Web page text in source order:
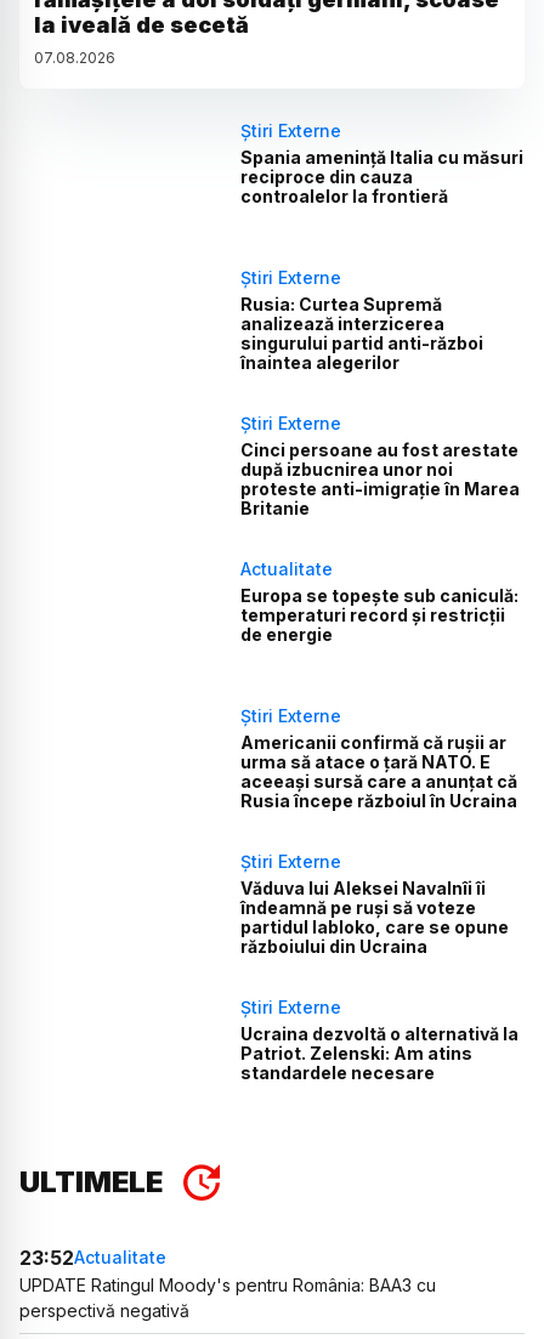
la iveală de secetă
07.08.2026
Știri Externe
Spania amenință Italia cu măsuri
reciproce din cauza
controalelor la frontieră
Știri Externe
Rusia: Curtea Supremă
analizează interzicerea
singurului partid anti-război
înaintea alegerilor
Știri Externe
Cinci persoane au fost arestate
după izbucnirea unor noi
proteste anti-imigrație în Marea
Britanie
Actualitate
Europa se topește sub caniculă:
temperaturi record și restricții
de energie
Știri Externe
Americanii confirmă că rușii ar
urma să atace o țară NATO. E
aceeași sursă care a anunțat că
Rusia începe războiul în Ucraina
Știri Externe
Văduva lui Aleksei Navalnîi îi
îndeamnă pe ruși să voteze
partidul Iabloko, care se opune
războiului din Ucraina
Știri Externe
Ucraina dezvoltă o alternativă la
Patriot. Zelenski: Am atins
standardele necesare
ULTIMELE
23:52Actualitate
UPDATE Ratingul Moody's pentru România: BAA3 cu
perspectivă negativă